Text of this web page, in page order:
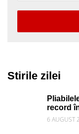
Stirile zilei
record
6 AUGUST